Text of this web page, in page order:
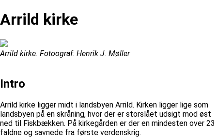
Arrild kirke
Arrild kirke. Fotoograf: Henrik J. Møller
Intro
Arrild kirke ligger midt i landsbyen Arrild. Kirken ligger lige som
landsbyen på en skråning, hvor der er storslået udsigt mod øst
ned til Fiskbækken. På kirkegården er der en mindesten over 23
faldne og savnede fra første verdenskrig.